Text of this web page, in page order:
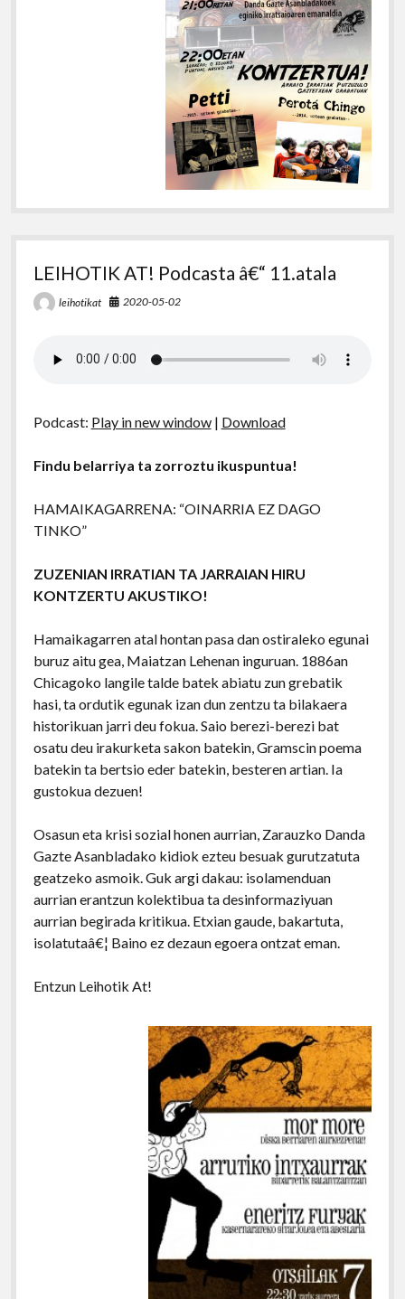
LEIHOTIK AT! Podcasta â€“ 11.atala
leihotikat 2020-05-02
Podcast: Play in new window| Download
Findu belarriya ta zorroztu ikuspuntua!
HAMAIKAGARRENA: “OINARRIA EZ DAGO
TINKO”
ZUZENIAN IRRATIAN TA JARRAIAN HIRU
KONTZERTU AKUSTIKO!
Hamaikagarren atal hontan pasa dan ostiraleko egunai
buruz aitu gea, Maiatzan Lehenan inguruan. 1886an
Chicagoko langile talde batek abiatu zun grebatik
hasi, ta ordutik egunak izan dun zentzu ta bilakaera
historikuan jarri deu fokua. Saio berezi-berezi bat
osatu deu irakurketa sakon batekin, Gramscin poema
batekin ta bertsio eder batekin, besteren artian. Ia
gustokua dezuen!
Osasun eta krisi sozial honen aurrian, Zarauzko Danda
Gazte Asanbladako kidiok ezteu besuak gurutzatuta
geatzeko asmoik. Guk argi dakau: isolamenduan
aurrian erantzun kolektibua ta desinformaziyuan
aurrian begirada kritikua. Etxian gaude, bakartuta,
isolatutaâ€¦ Baino ez dezaun egoera ontzat eman.
Entzun Leihotik At!